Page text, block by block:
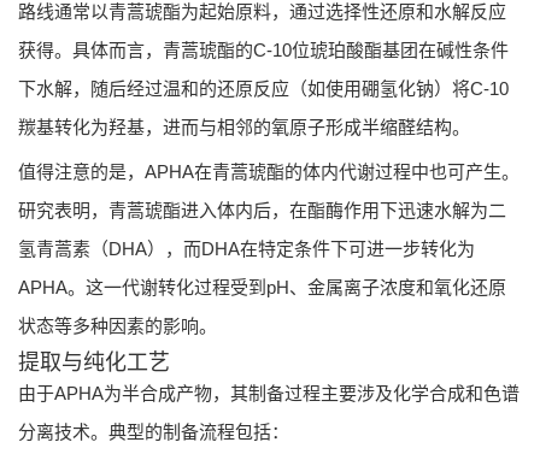
路线通常以青蒿琥酯为起始原料，通过选择性还原和水解反应
获得。具体而言，青蒿琥酯的C-10位琥珀酸酯基团在碱性条件
下水解，随后经过温和的还原反应（如使用硼氢化钠）将C-10
羰基转化为羟基，进而与相邻的氧原子形成半缩醛结构。
值得注意的是，APHA在青蒿琥酯的体内代谢过程中也可产生。
研究表明，青蒿琥酯进入体内后，在酯酶作用下迅速水解为二
氢青蒿素（DHA），而DHA在特定条件下可进一步转化为
APHA。这一代谢转化过程受到pH、金属离子浓度和氧化还原
状态等多种因素的影响。
提取与纯化工艺
由于APHA为半合成产物，其制备过程主要涉及化学合成和色谱
分离技术。典型的制备流程包括：